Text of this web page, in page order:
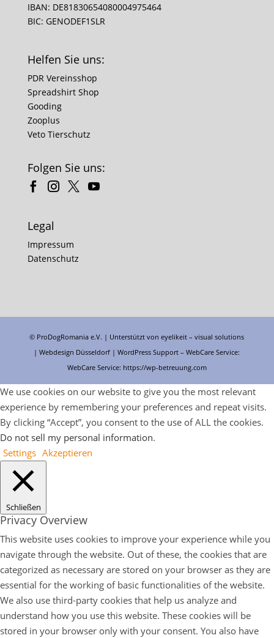
IBAN: DE81830654080004975464
BIC: GENODEF1SLR
Helfen Sie uns:
PDR Vereinsshop
Spreadshirt Shop
Gooding
Zooplus
Veto Tierschutz
Folgen Sie uns:
Legal
Impressum
Datenschutz
© ProDogRomania e.V. | Unterstützt voneyelikeit – visual solutions
| Webdesign Düsseldorf |WordPress Support – WebCare Service:
WebCare Service: https://wp-betreuung.com
We use cookies on our website to give you the most relevant
experience by remembering your preferences and repeat visits.
By clicking “Accept”, you consent to the use of ALL the cookies.
Do not sell my personal information.
Settings Akzeptieren
Schließen
Privacy Overview
This website uses cookies to improve your experience while you
navigate through the website. Out of these, the cookies that are
categorized as necessary are stored on your browser as they are
essential for the working of basic functionalities of the website.
We also use third-party cookies that help us analyze and
understand how you use this website. These cookies will be
stored in your browser only with your consent. You also have